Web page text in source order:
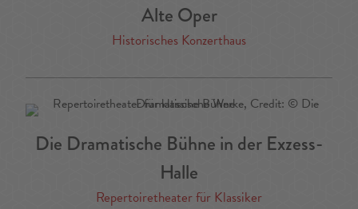
Alte Oper
Historisches Konzerthaus
Die Dramatische Bühne in der Exzess-
Halle
Repertoiretheater für Klassiker